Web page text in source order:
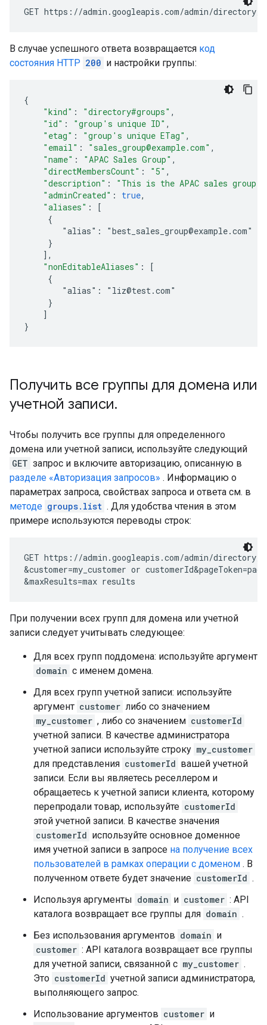
В случае успешного ответа возвращается код
состояния HTTP 200 и настройки группы:
{
"kind" : "directory#groups" ,
"id" : "group's unique ID" ,
"etag" : "group's unique ETag" ,
"email" : "sales_group@example.com" ,
"name" : "APAC Sales Group" ,
"directMembersCount" : "5" ,
"description" : "This is the APAC sales group."
"adminCreated" : true,
"aliases" :
[
     {
        "alias": "best_sales_group@example.com"
     }
] ,
"nonEditableAliases" :
[
     {
        "alias": "liz@test.com"
     }
]
}
Получить все группы для домена или
учетной записи.
Чтобы получить все группы для определенного
домена или учетной записи, используйте следующий
GET запрос и включите авторизацию, описанную в
разделе «Авторизация запросов» . Информацию о
параметрах запроса, свойствах запроса и ответа см. в
методе groups.list . Для удобства чтения в этом
примере используются переводы строк:
GET https://admin.googleapis.com/admin/directory/
&customer=my_customer or customerId&pageToken=
&maxResults=max results
При получении всех групп для домена или учетной
записи следует учитывать следующее:
Для всех групп поддомена: используйте аргумент
domain с именем домена.
Для всех групп учетной записи: используйте
аргумент customer либо со значением
my_customer , либо со значением customerId
учетной записи. В качестве администратора
учетной записи используйте строку my_customer
для представления customerId вашей учетной
записи. Если вы являетесь реселлером и
обращаетесь к учетной записи клиента, которому
перепродали товар, используйте customerId
этой учетной записи. В качестве значения
customerId используйте основное доменное
имя учетной записи в запросе на получение всех
пользователей в рамках операции с доменом . В
полученном ответе будет значение customerId .
Используя аргументы domain и customer : API
каталога возвращает все группы для domain .
Без использования аргументов domain и
customer : API каталога возвращает все группы
для учетной записи, связанной с my_customer .
Это customerId учетной записи администратора,
выполняющего запрос.
Использование аргументов customer и